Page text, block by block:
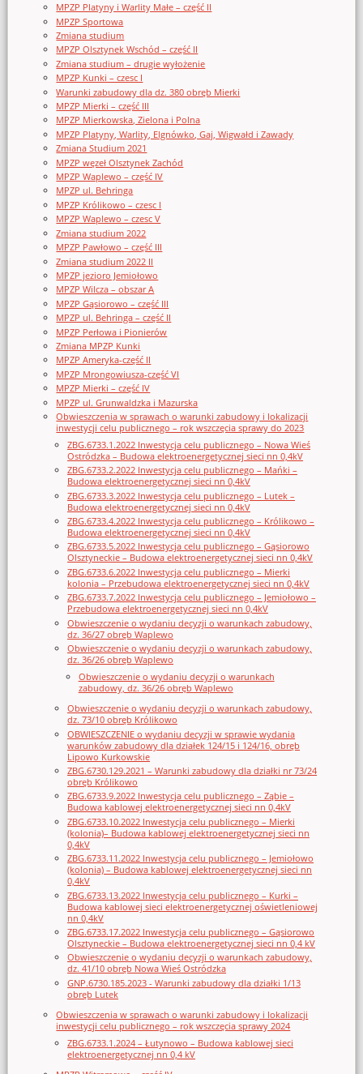
MPZP Platyny i Warlity Małe – część II
MPZP Sportowa
Zmiana studium
MPZP Olsztynek Wschód – część II
Zmiana studium – drugie wyłożenie
MPZP Kunki – czesc I
Warunki zabudowy dla dz. 380 obręb Mierki
MPZP Mierki – część III
MPZP Mierkowska, Zielona i Polna
MPZP Platyny, Warlity, Elgnówko, Gaj, Wigwałd i Zawady
Zmiana Studium 2021
MPZP węzeł Olsztynek Zachód
MPZP Waplewo – część IV
MPZP ul. Behringa
MPZP Królikowo – czesc I
MPZP Waplewo – czesc V
Zmiana studium 2022
MPZP Pawłowo – część III
Zmiana studium 2022 II
MPZP jezioro Jemiołowo
MPZP Wilcza – obszar A
MPZP Gąsiorowo – część III
MPZP ul. Behringa – część II
MPZP Perłowa i Pionierów
Zmiana MPZP Kunki
MPZP Ameryka-część II
MPZP Mrongowiusza-część VI
MPZP Mierki – część IV
MPZP ul. Grunwaldzka i Mazurska
Obwieszczenia w sprawach o warunki zabudowy i lokalizacji
inwestycji celu publicznego – rok wszczęcia sprawy do 2023
ZBG.6733.1.2022 Inwestycja celu publicznego – Nowa Wieś
Ostródzka – Budowa elektroenergetycznej sieci nn 0,4kV
ZBG.6733.2.2022 Inwestycja celu publicznego – Mańki –
Budowa elektroenergetycznej sieci nn 0,4kV
ZBG.6733.3.2022 Inwestycja celu publicznego – Lutek –
Budowa elektroenergetycznej sieci nn 0,4kV
ZBG.6733.4.2022 Inwestycja celu publicznego – Królikowo –
Budowa elektroenergetycznej sieci nn 0,4kV
ZBG.6733.5.2022 Inwestycja celu publicznego – Gąsiorowo
Olsztyneckie – Budowa elektroenergetycznej sieci nn 0,4kV
ZBG.6733.6.2022 Inwestycja celu publicznego – Mierki
kolonia – Przebudowa elektroenergetycznej sieci nn 0,4kV
ZBG.6733.7.2022 Inwestycja celu publicznego – Jemiołowo –
Przebudowa elektroenergetycznej sieci nn 0,4kV
Obwieszczenie o wydaniu decyzji o warunkach zabudowy,
dz. 36/27 obręb Waplewo
Obwieszczenie o wydaniu decyzji o warunkach zabudowy,
dz. 36/26 obręb Waplewo
Obwieszczenie o wydaniu decyzji o warunkach
zabudowy, dz. 36/26 obręb Waplewo
Obwieszczenie o wydaniu decyzji o warunkach zabudowy,
dz. 73/10 obręb Królikowo
OBWIESZCZENIE o wydaniu decyzji w sprawie wydania
warunków zabudowy dla działek 124/15 i 124/16, obręb
Lipowo Kurkowskie
ZBG.6730.129.2021 – Warunki zabudowy dla działki nr 73/24
obręb Królikowo
ZBG.6733.9.2022 Inwestycja celu publicznego – Ząbie –
Budowa kablowej elektroenergetycznej sieci nn 0,4kV
ZBG.6733.10.2022 Inwestycja celu publicznego – Mierki
(kolonia)– Budowa kablowej elektroenergetycznej sieci nn
0,4kV
ZBG.6733.11.2022 Inwestycja celu publicznego – Jemiołowo
(kolonia) – Budowa kablowej elektroenergetycznej sieci nn
0,4kV
ZBG.6733.13.2022 Inwestycja celu publicznego – Kurki –
Budowa kablowej sieci elektroenergetycznej oświetleniowej
nn 0,4kV
ZBG.6733.17.2022 Inwestycja celu publicznego – Gąsiorowo
Olsztyneckie – Budowa elektroenergetycznej sieci nn 0,4 kV
Obwieszczenie o wydaniu decyzji o warunkach zabudowy,
dz. 41/10 obręb Nowa Wieś Ostródzka
GNP.6730.185.2023 - Warunki zabudowy dla działki 1/13
obręb Lutek
Obwieszczenia w sprawach o warunki zabudowy i lokalizacji
inwestycji celu publicznego – rok wszczęcia sprawy 2024
ZBG.6733.1.2024 – Łutynowo – Budowa kablowej sieci
elektroenergetycznej nn 0,4 kV